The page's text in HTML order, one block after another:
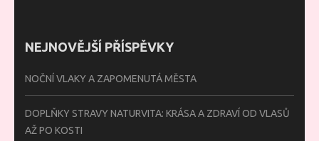
NEJNOVĚJŠÍ PŘÍSPĚVKY
NOČNÍ VLAKY A ZAPOMENUTÁ MĚSTA
DOPLŇKY STRAVY NATURVITA: KRÁSA A ZDRAVÍ OD VLASŮ
AŽ PO KOSTI